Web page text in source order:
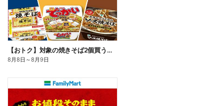
【おトク】対象の焼きそば2個買うと100円引き!
8月8日 ～8月9日